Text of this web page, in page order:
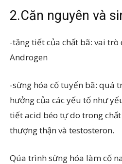
2.Căn nguyên và
-tăng tiết của chất bã: vai
Androgen
-sừng hóa cổ tuyến bã: quá
hưởng của các yếu tố như
tiết acid béo tự do trong
thượng thận và testosteron.
Qúa trình sừng hóa làm cổ